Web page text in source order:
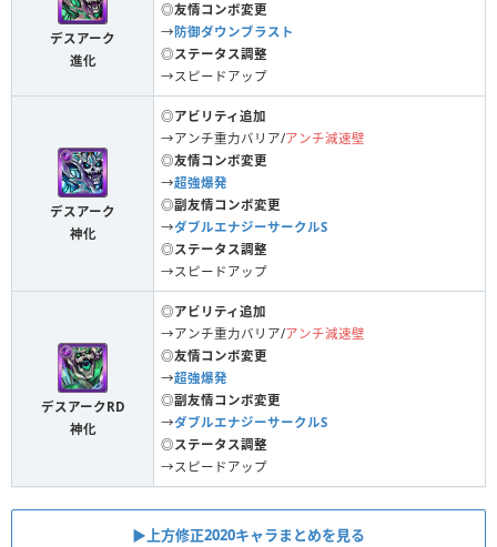
デスアーク
進化
◎友情コンボ変更
→ 防御ダウンブラスト
◎ステータス調整
→スピードアップ
デスアーク
神化
◎アビリティ追加
→アンチ重力バリア/アンチ減速壁
◎友情コンボ変更
→超強爆発
◎副友情コンボ変更
→ダブルエナジーサークルS
◎ステータス調整
→スピードアップ
デスアークRD
神化
◎アビリティ追加
→アンチ重力バリア/アンチ減速壁
◎友情コンボ変更
→超強爆発
◎副友情コンボ変更
→ダブルエナジーサークルS
◎ステータス調整
→スピードアップ
▶︎上方修正2020キャラまとめを見る